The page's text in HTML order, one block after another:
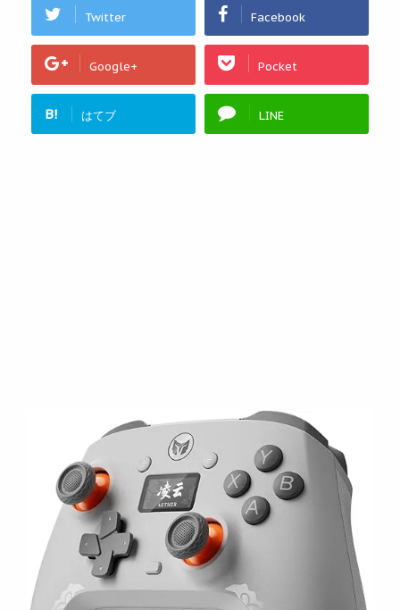
Twitter Facebook
Google+ Pocket
B! はてブ LINE